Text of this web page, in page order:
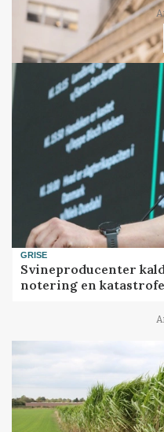
GRISE
Svineproducenter
notering en katastrofe